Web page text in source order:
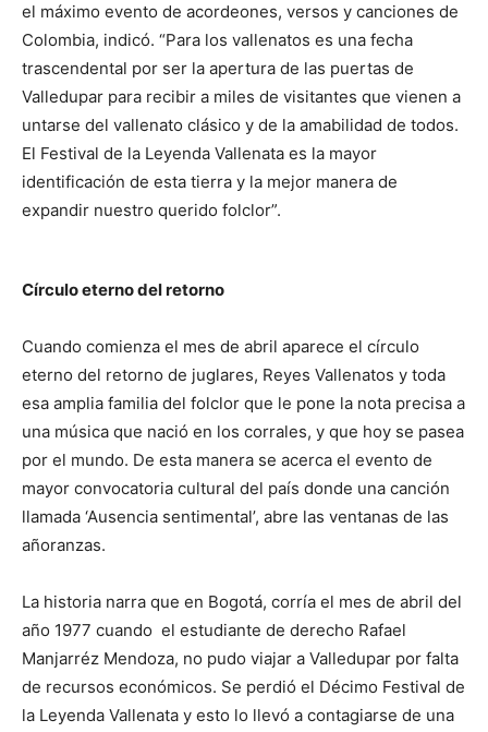
el máximo evento de acordeones, versos y canciones de
Colombia, indicó. “Para los vallenatos es una fecha
trascendental por ser la apertura de las puertas de
Valledupar para recibir a miles de visitantes que vienen a
untarse del vallenato clásico y de la amabilidad de todos.
El Festival de la Leyenda Vallenata es la mayor
identificación de esta tierra y la mejor manera de
expandir nuestro querido folclor”.
Círculo eterno del retorno
Cuando comienza el mes de abril aparece el círculo
eterno del retorno de juglares, Reyes Vallenatos y toda
esa amplia familia del folclor que le pone la nota precisa a
una música que nació en los corrales, y que hoy se pasea
por el mundo. De esta manera se acerca el evento de
mayor convocatoria cultural del país donde una canción
llamada ‘Ausencia sentimental’, abre las ventanas de las
añoranzas.
La historia narra que en Bogotá, corría el mes de abril del
año 1977 cuando el estudiante de derecho Rafael
Manjarréz Mendoza, no pudo viajar a Valledupar por falta
de recursos económicos. Se perdió el Décimo Festival de
la Leyenda Vallenata y esto lo llevó a contagiarse de una